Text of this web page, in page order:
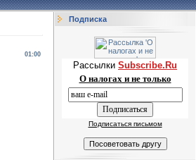
01:00
Подписка
Рассылки Subscribe.Ru
О налогах и не только
Подписаться письмом